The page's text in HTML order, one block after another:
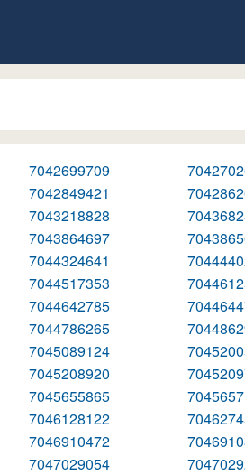
7042699709
7042849421
7043218828
7043864697
7044324641
7044517353
7044642785
7044786265
7045089124
7045208920
7045655865
7046128122
7046910472
7047029054